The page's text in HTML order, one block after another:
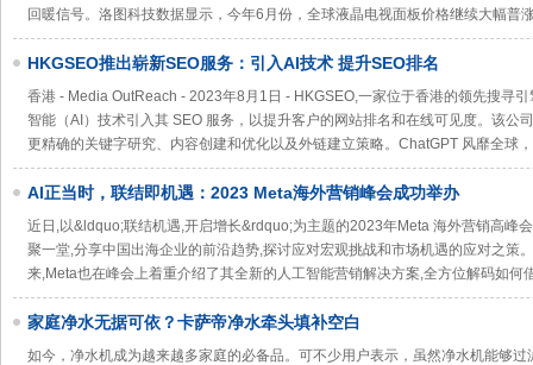
回暖信号。洛图科技数据显示，今年6月份，全球液晶电视面板价格继续大幅普
HKGSEO推出崭新SEO服务：引入AI技术 提升SEO排名
香港 - Media OutReach - 2023年8月1日 - HKGSEO,一家位于香港的领先搜寻
智能（AI）技术引入其 SEO 服务，以提升客户的网站排名和在线可见度。该公
更精确的关键字研究、内容创建和优化以及外链建立策略。ChatGPT 风靡全球
AI正当时，联结即机遇：2023 Meta海外营销峰会成功举办
近日,以&ldquo;联结机遇,开启增长&rdquo;为主题的2023年Meta 海外营销高峰
聚一堂,分享中国出海企业的前沿趋势,探讨应对宏观挑战和市场机遇的应对之策
来,Meta也在峰会上着重介绍了其全新的人工智能营销解决方案,全方位解码如何
家庭净水无据可依？卡萨帝净水牵头填补空白
如今，净水机成为越来越多家庭的必备品。可不少用户表示，虽然净水机能够